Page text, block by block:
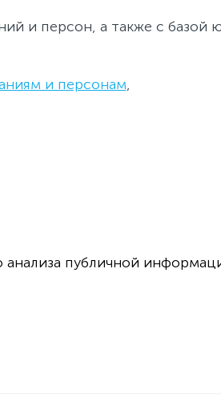
и персон, а также с базой
и персонам,
анализа публичной